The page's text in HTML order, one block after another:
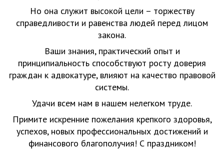
Но она служит высокой цели – торжеству
справедливости и равенства людей перед лицом
закона.
Ваши знания, практический опыт и
принципиальность способствуют росту доверия
граждан к адвокатуре, влияют на качество правовой
системы.
Удачи всем нам в нашем нелегком труде.
Примите искренние пожелания крепкого здоровья,
успехов, новых профессиональных достижений и
финансового благополучия! С праздником!